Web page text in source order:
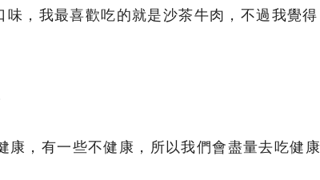
，我最喜歡吃的就是沙茶牛肉，不過我覺得
康，有一些不健康，所以我們會盡量去吃健康